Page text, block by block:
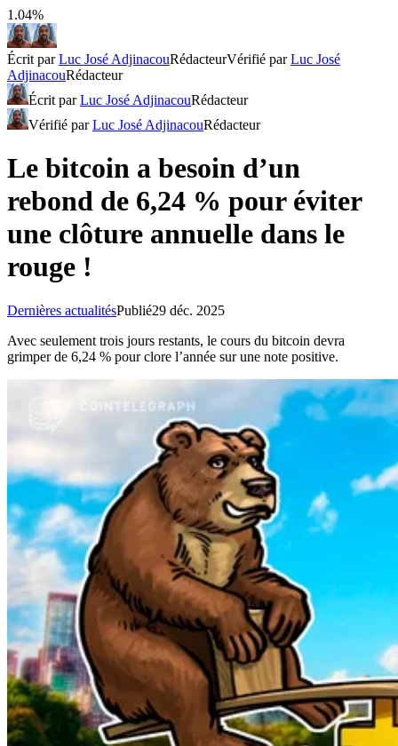
1.04%
Écrit parLuc José AdjinacouRédacteurVérifié parLuc José
AdjinacouRédacteur
Écrit parLuc José AdjinacouRédacteur
Vérifié parLuc José AdjinacouRédacteur
Le bitcoin a besoin d’un
rebond de 6,24 % pour éviter
une clôture annuelle dans le
rouge !
Dernières actualitésPublié29 déc. 2025
Avec seulement trois jours restants, le cours du bitcoin devra
grimper de 6,24 % pour clore l’année sur une note positive.